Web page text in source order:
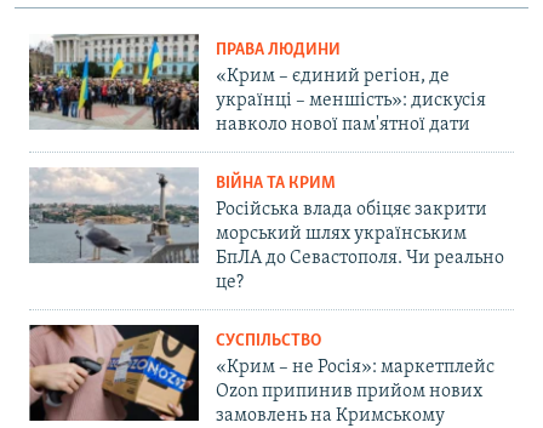
ПРАВА ЛЮДИНИ
«Крим – єдиний регіон, де
українці – меншість»: дискусія
навколо нової пам'ятної дати
ВІЙНА ТА КРИМ
Російська влада обіцяє закрити
морський шлях українським
БпЛА до Севастополя. Чи реально
це?
СУСПІЛЬСТВО
«Крим – не Росія»: маркетплейс
Ozon припинив прийом нових
замовлень на Кримському